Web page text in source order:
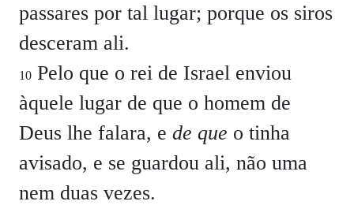
passares por tal lugar; porque os siros
desceram ali.
10 Pelo que o rei de Israel enviou
àquele lugar de que o homem de
Deus lhe falara, e de que o tinha
avisado, e se guardou ali, não uma
nem duas vezes.